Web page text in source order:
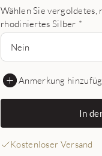
Wählen Sie vergoldetes,
rhodiniertes Silber *
Nein
Anmerkung
In
Kostenloser Versand